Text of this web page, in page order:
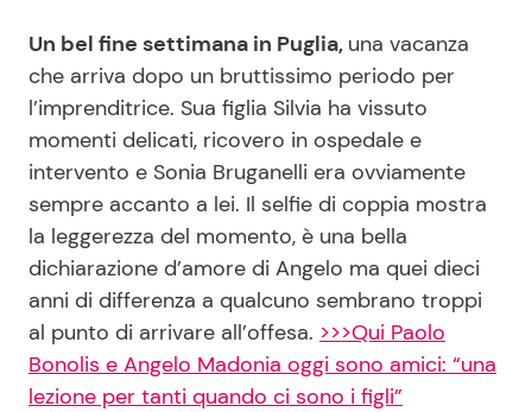
Redazione
Contattaci
Pubblicità
Privacy Policy
Un bel fine settimana in Puglia, una vacanza
che arriva dopo un bruttissimo periodo per
l’imprenditrice. Sua figlia Silvia ha vissuto
momenti delicati, ricovero in ospedale e
intervento e Sonia Bruganelli era ovviamente
sempre accanto a lei. Il selfie di coppia mostra
la leggerezza del momento, è una bella
dichiarazione d’amore di Angelo ma quei dieci
anni di differenza a qualcuno sembrano troppi
al punto di arrivare all’offesa. >>>Qui Paolo
Bonolis e Angelo Madonia oggi sono amici: “una
lezione per tanti quando ci sono i figli”